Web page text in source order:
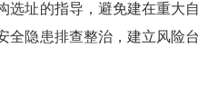
址的指导，避免建在重大
全隐患排查整治，建立风险